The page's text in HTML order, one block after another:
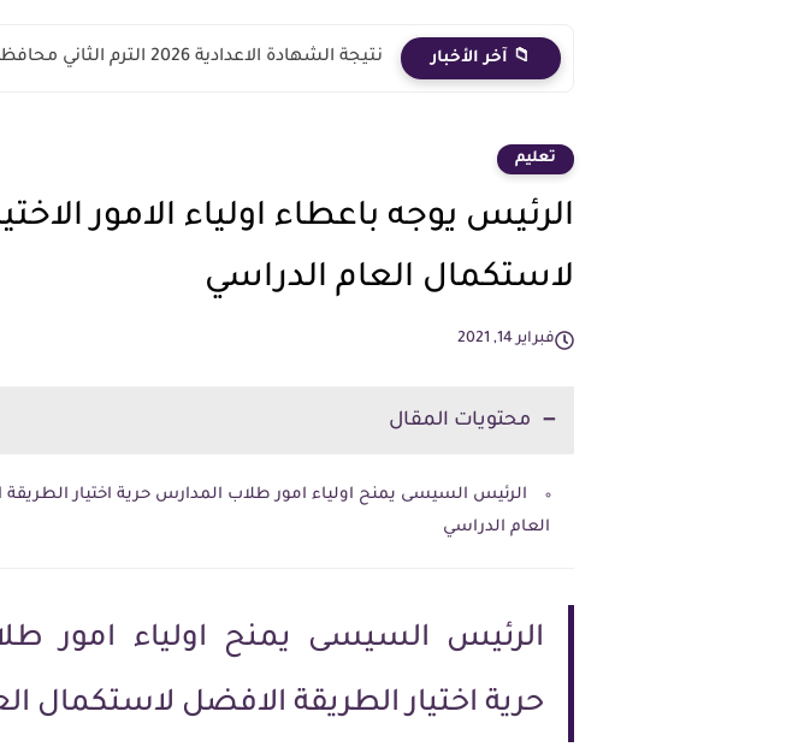
📁 آخر الأخبار نتيجة الشهادة الاعدادية 2026 الترم الثاني محافظة بني سويف الان...
تعليم
الرئيس يوجه باعطاء اولياء الامور
لاستكمال العام الدراسي
فبراير 14, 2021
محتويات المقال
الرئيس السيسى يمنح اولياء امور طلاب المدارس حرية اختيار
العام الدراسي
الرئيس السيسى يمنح اولياء امور
حرية اختيار الطريقة الافضل لاستكمال